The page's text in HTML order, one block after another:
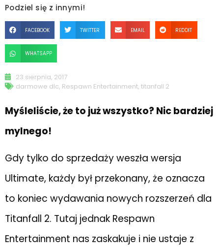
Podziel się z innymi!
FACEBOOK TWITTER EMAIL REDDIT
WHATSAPP
23 sierpnia, 2017
darmowe dlc, Respawn Entertainment, titanfall 2
Myśleliście, że to już wszystko? Nic bardziej
mylnego!
Gdy tylko do sprzedaży weszła wersja
Ultimate, każdy był przekonany, że oznacza
to koniec wydawania nowych rozszerzeń dla
Titanfall 2. Tutaj jednak Respawn
Entertainment nas zaskakuje i nie ustaje z